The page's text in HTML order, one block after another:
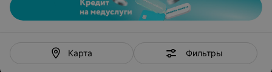
Карта Фильтры